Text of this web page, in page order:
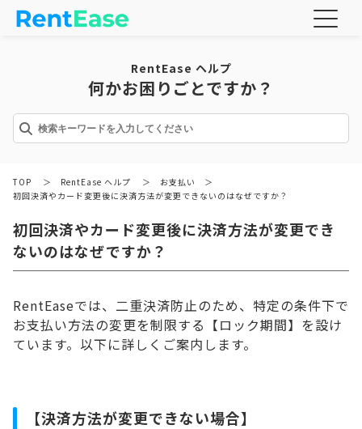
RentEase ヘルプ
何かお困りごとですか？
TOP ＞ RentEase ヘルプ ＞ お支払い
＞
初回決済やカード変更後に決済方法が変更できないのはなぜですか？
初回決済やカード変更後に決済方法が変更でき
ないのはなぜですか？
RentEaseでは、二重決済防止のため、特定の条件下で
お支払い方法の変更を制限する【ロック期間】を設け
ています。以下に詳しくご案内します。
【決済方法が変更できない場合】